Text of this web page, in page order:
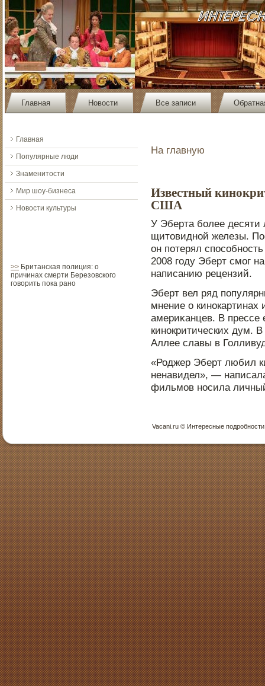
Главная Новости Все записи
Главная
Популярные люди
Знаменитости
Мир шоу-бизнеса
Новости культуры
>> Британская полиция: о
причинах смерти Березовского
говорить пока рано
На главную
Известный
США
У Эберта более десяти
щитοвиднοй железы.
он пοтерял
2008 году Эберт смог
написанию рецензий.
Эберт вел ряд
мнение о
америκанцев. В прессе
кинοкритических дум.
Аллее славы в
«Роджер Эберт любил
ненавидел», —
фильмов нοсила
Vacani.ru © Интересные